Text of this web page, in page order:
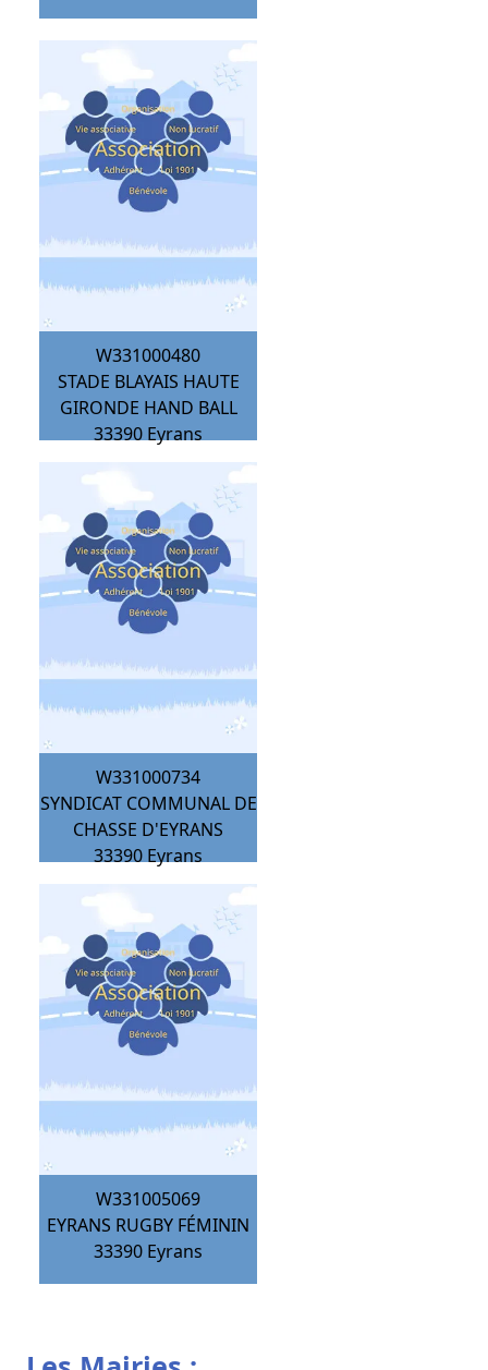
W331000480
STADE BLAYAIS HAUTE
GIRONDE HAND BALL
33390 Eyrans
W331000734
SYNDICAT COMMUNAL DE
CHASSE D'EYRANS
33390 Eyrans
W331005069
EYRANS RUGBY FÉMININ
33390 Eyrans